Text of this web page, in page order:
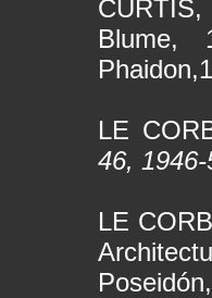
Blume,
LE
46,
LE